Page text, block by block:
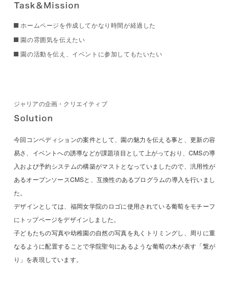
ホームページを作成してかなり時間が経過した
園の雰囲気を伝えたい
園の活動を伝え、イベントに参加してもたいたい
ジャリアの企画・クリエイティブ
今回コンペディションの案件として、園の魅力を伝える事と、更新の容
易さ、イベントへの誘導などが課題項目として上がっており、CMSの導
入および予約システムの構築がマストとなっていましたので、汎用性が
あるオープンソースCMSと、互換性のあるプログラムの導入を行いまし
た。
デザインとしては、福岡女学院のロゴに使用されている葡萄をモチーフ
にトップページをデザインしました。
子どもたちの写真や幼稚園の自然の写真を丸くトリミングし、周りに重
なるように配置することで学院聖句にあるような葡萄の木が表す「繋が
り」を表現しています。